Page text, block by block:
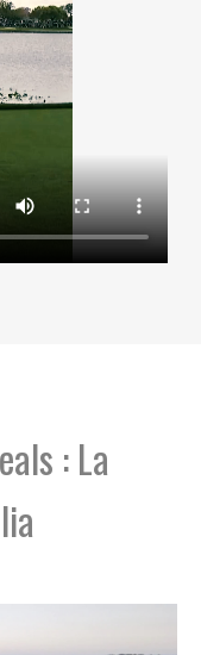
: La